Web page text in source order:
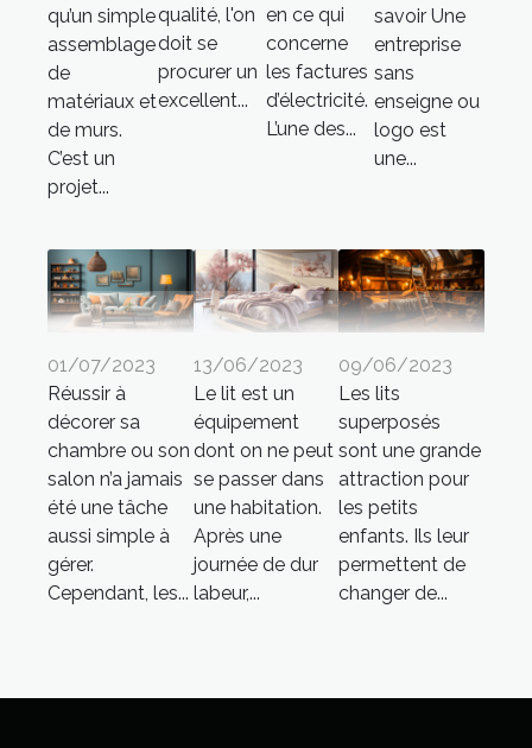
qu’un simple
assemblage
de
matériaux et
de murs.
C’est un
projet...
qualité, l'on
doit se
procurer un
excellent...
en ce qui
concerne
les factures
d’électricité.
L’une des...
savoir Une
entreprise
sans
enseigne ou
logo est
une...
01/07/2023
Réussir à
décorer sa
chambre ou son
salon n’a jamais
été une tâche
aussi simple à
gérer.
Cependant, les...
13/06/2023
Le lit est un
équipement
dont on ne peut
se passer dans
une habitation.
Après une
journée de dur
labeur,...
09/06/2023
Les lits
superposés
sont une grande
attraction pour
les petits
enfants. Ils leur
permettent de
changer de...